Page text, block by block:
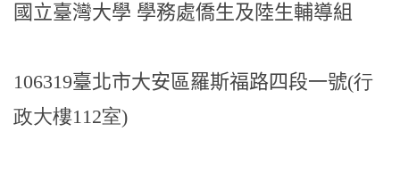
國立臺灣大學 學務處僑生及陸生輔導組
106319臺北市大安區羅斯福路四段一號(行
政大樓112室)